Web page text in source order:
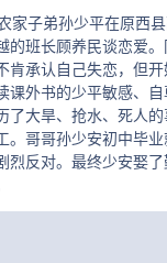
家子弟孙少平在原西
的班长顾养民谈恋爱
肯承认自己失恋，但
课外书的少平敏感、
了大旱、抢水、死人
。哥哥孙少安初中毕
烈反对。最终少安娶